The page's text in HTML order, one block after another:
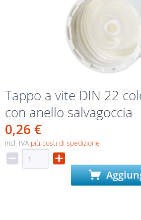
Tappo a vite DIN 22
con anello salvagoccia
0,26 €
incl. IVA più costi di spedizione